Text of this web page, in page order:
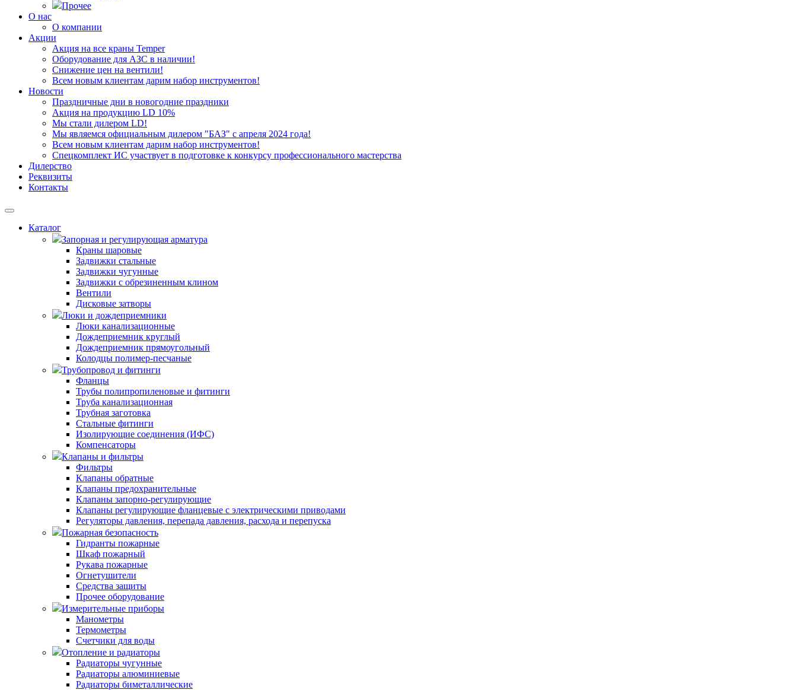
Прочее
О нас
О компании
Акции
Акция на все краны Temper
Оборудование для АЗС в наличии!
Снижение цен на вентили!
Всем новым клиентам дарим набор инструментов!
Новости
Праздничные дни в новогодние праздники
Акция на продукцию LD 10%
Мы стали дилером LD!
Мы являемся официальным дилером "БАЗ" с апреля 2024 года!
Всем новым клиентам дарим набор инструментов!
Спецкомплект ИС участвует в подготовке к конкурсу профессионального мастерства
Дилерство
Реквизиты
Контакты
Каталог
Запорная и регулирующая арматура
Краны шаровые
Задвижки стальные
Задвижки чугунные
Задвижки с обрезиненным клином
Вентили
Дисковые затворы
Люки и дождеприемники
Люки канализационные
Дождеприемник круглый
Дождеприемник прямоугольный
Колодцы полимер-песчаные
Трубопровод и фитинги
Фланцы
Трубы полипропиленовые и фитинги
Труба канализационная
Трубная заготовка
Стальные фитинги
Изолирующие соединения (ИФС)
Компенсаторы
Клапаны и фильтры
Фильтры
Клапаны обратные
Клапаны предохранительные
Клапаны запорно-регулирующие
Клапаны регулирующие фланцевые с электрическими приводами
Регуляторы давления, перепада давления, расхода и перепуска
Пожарная безопасность
Гидранты пожарные
Шкаф пожарный
Рукава пожарные
Огнетушители
Средства защиты
Прочее оборудование
Измерительные приборы
Манометры
Термометры
Счетчики для воды
Отопление и радиаторы
Радиаторы чугунные
Радиаторы алюминиевые
Радиаторы биметаллические